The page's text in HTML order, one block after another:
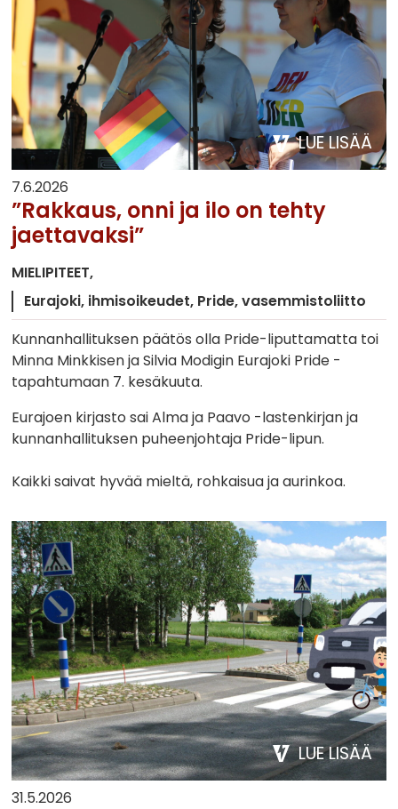
LUE LISÄÄ
7.6.2026
”Rakkaus, onni ja ilo on tehty
jaettavaksi”
MIELIPITEET
Eurajoki ihmisoikeudet Pride vasemmistoliitto
Kunnanhallituksen päätös olla Pride-liputtamatta toi
Minna Minkkisen ja Silvia Modigin Eurajoki Pride -
tapahtumaan 7. kesäkuuta.
Eurajoen kirjasto sai Alma ja Paavo -lastenkirjan ja
kunnanhallituksen puheenjohtaja Pride-lipun.
Kaikki saivat hyvää mieltä, rohkaisua ja aurinkoa.
LUE LISÄÄ
31.5.2026